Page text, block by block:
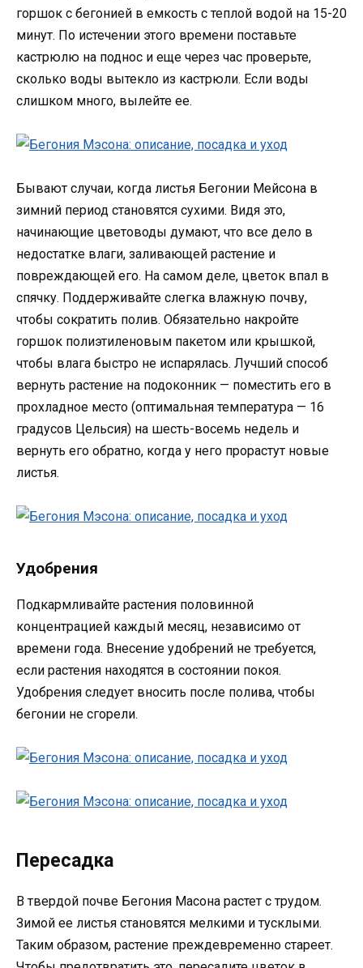
горшок с бегонией в емкость с теплой водой на 15-20
минут. По истечении этого времени поставьте
кастрюлю на поднос и еще через час проверьте,
сколько воды вытекло из кастрюли. Если воды
слишком много, вылейте ее.
Бывают случаи, когда листья Бегонии Мейсона в
зимний период становятся сухими. Видя это,
начинающие цветоводы думают, что все дело в
недостатке влаги, заливающей растение и
повреждающей его. На самом деле, цветок впал в
спячку. Поддерживайте слегка влажную почву,
чтобы сократить полив. Обязательно накройте
горшок полиэтиленовым пакетом или крышкой,
чтобы влага быстро не испарялась. Лучший способ
вернуть растение на подоконник — поместить его в
прохладное место (оптимальная температура — 16
градусов Цельсия) на шесть-восемь недель и
вернуть его обратно, когда у него прорастут новые
листья.
Удобрения
Подкармливайте растения половинной
концентрацией каждый месяц, независимо от
времени года. Внесение удобрений не требуется,
если растения находятся в состоянии покоя.
Удобрения следует вносить после полива, чтобы
бегонии не сгорели.
Пересадка
В твердой почве Бегония Масона растет с трудом.
Зимой ее листья становятся мелкими и тусклыми.
Таким образом, растение преждевременно стареет.